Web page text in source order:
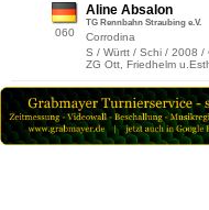
060
Aline Absalon
TG Rennbahn Straubing e.V.
Corrodina
S / Württ / Schi / 2008 /
ZG Ott, Friedhelm